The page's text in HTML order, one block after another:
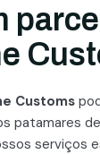
Customs
patamares
serviços